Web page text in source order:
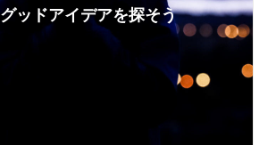
グッドアイデアを探そう